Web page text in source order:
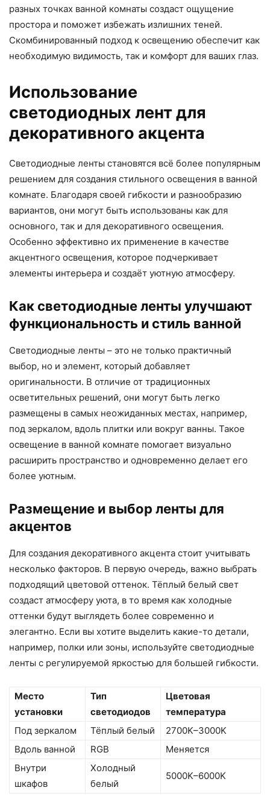
разных точках ванной комнаты создаст ощущение
простора и поможет избежать излишних теней.
Скомбинированный подход к освещению обеспечит как
необходимую видимость, так и комфорт для ваших глаз.
Использование
светодиодных лент для
декоративного акцента
Светодиодные ленты становятся всё более популярным
решением для создания стильного освещения в ванной
комнате. Благодаря своей гибкости и разнообразию
вариантов, они могут быть использованы как для
основного, так и для декоративного освещения.
Особенно эффективно их применение в качестве
акцентного освещения, которое подчеркивает
элементы интерьера и создаёт уютную атмосферу.
Как светодиодные ленты улучшают
функциональность и стиль ванной
Светодиодные ленты – это не только практичный
выбор, но и элемент, который добавляет
оригинальности. В отличие от традиционных
осветительных решений, они могут быть легко
размещены в самых неожиданных местах, например,
под зеркалом, вдоль плитки или вокруг ванны. Такое
освещение в ванной комнате помогает визуально
расширить пространство и одновременно делает его
более уютным.
Размещение и выбор ленты для
акцентов
Для создания декоративного акцента стоит учитывать
несколько факторов. В первую очередь, важно выбрать
подходящий цветовой оттенок. Тёплый белый свет
создаст атмосферу уюта, в то время как холодные
оттенки будут выглядеть более современно и
элегантно. Если вы хотите выделить какие-то детали,
например, полки или зоны, используйте светодиодные
ленты с регулируемой яркостью для большей гибкости.
Место
установки
Тип
светодиодов
Цветовая
температура
Под зеркалом
Тёплый белый
2700K–3000K
Вдоль ванной
RGB
Меняется
Внутри
шкафов
Холодный
белый
5000K–6000K